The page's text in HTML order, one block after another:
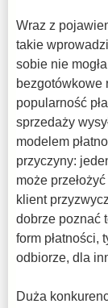
Wraz z
takie
sobie nie
bezgotówkowe
popularność
sprzedaży
modelem
przyczyny:
może
klient
dobrze poznać
form płatności,
odbiorze, dla
Duża